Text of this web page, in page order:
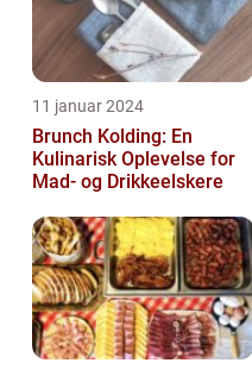
11 januar 2024
Brunch Kolding: En
Kulinarisk Oplevelse for
Mad- og Drikkeelskere